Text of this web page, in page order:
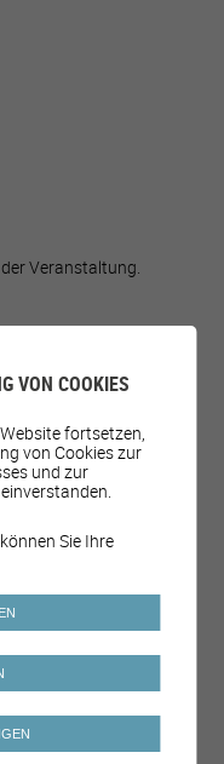
Veranstaltung.
LE SOUS-
Vernayaz Leytron
VON COOKIES
fortsetzen,
von Cookies zur
und zur
Sie Ihre